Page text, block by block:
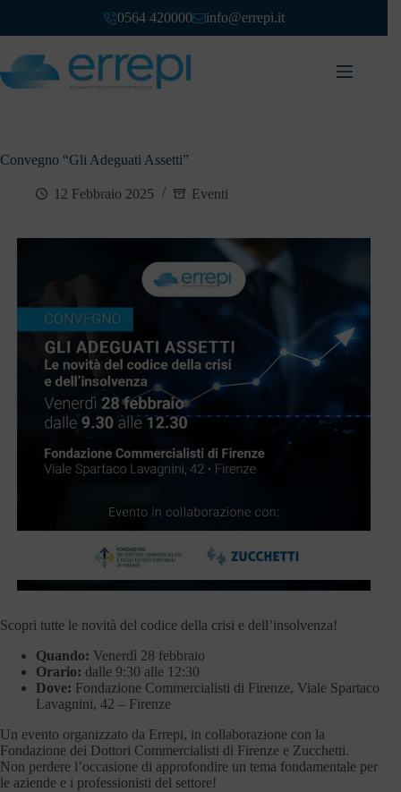
0564 420000 info@errepi.it
Convegno “Gli Adeguati Assetti”
12 Febbraio 2025 Eventi
Scopri tutte le novità del codice della crisi e dell’insolvenza!
Quando: Venerdì 28 febbraio
Orario: dalle 9:30 alle 12:30
Dove: Fondazione Commercialisti di Firenze, Viale Spartaco
Lavagnini, 42 – Firenze
Un evento organizzato da Errepi, in collaborazione con la
Fondazione dei Dottori Commercialisti di Firenze e Zucchetti.
Non perdere l’occasione di approfondire un tema fondamentale per
le aziende e i professionisti del settore!